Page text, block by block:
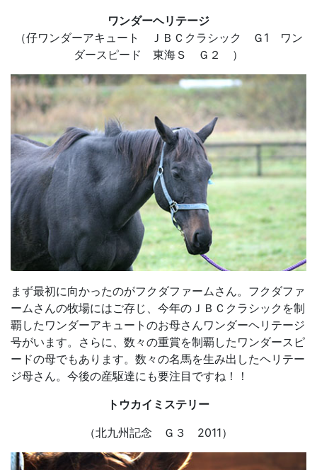
ワンダーヘリテージ
（仔ワンダーアキュート ＪＢＣクラシック Ｇ1 ワン
ダースピード 東海Ｓ Ｇ２ ）
まず最初に向かったのがフクダファームさん。フクダファ
ームさんの牧場にはご存じ、今年のＪＢＣクラシックを制
覇したワンダーアキュートのお母さんワンダーヘリテージ
号がいます。さらに、数々の重賞を制覇したワンダースピ
ードの母でもあります。数々の名馬を生み出したヘリテー
ジ母さん。今後の産駆達にも要注目ですね！！
トウカイミステリー
（北九州記念 Ｇ３ 2011）